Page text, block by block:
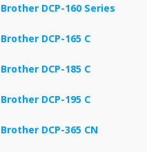
Brother DCP-160 Series
Brother DCP-165 C
Brother DCP-185 C
Brother DCP-195 C
Brother DCP-365 CN